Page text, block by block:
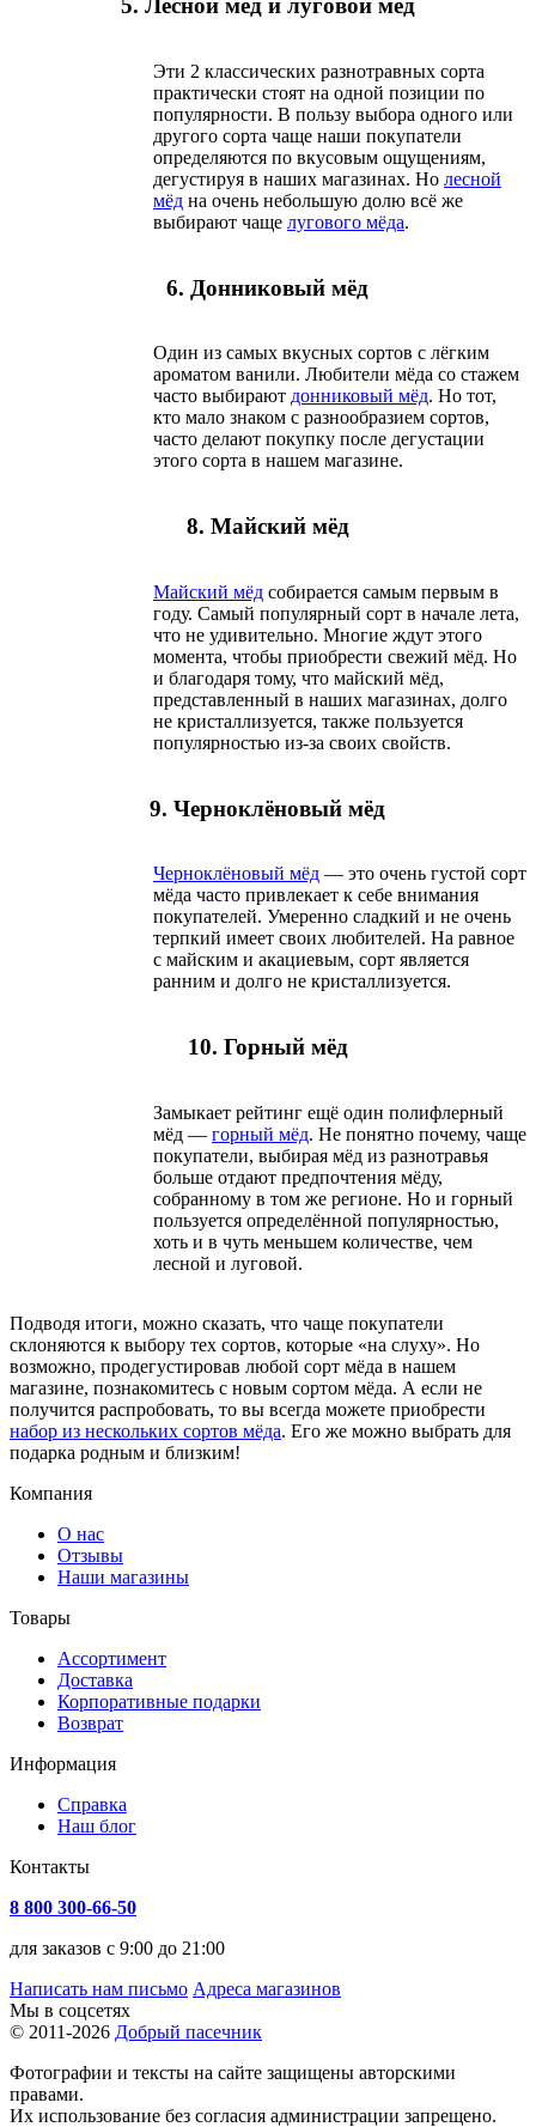
5. Лесной мёд и луговой мёд
Эти 2 классических разнотравных сорта
практически стоят на одной позиции по
популярности. В пользу выбора одного или
другого сорта чаще наши покупатели
определяются по вкусовым ощущениям,
дегустируя в наших магазинах. Но лесной
мёд на очень небольшую долю всё же
выбирают чаще лугового мёда.
6. Донниковый мёд
Один из самых вкусных сортов с лёгким
ароматом ванили. Любители мёда со стажем
часто выбирают донниковый мёд. Но тот,
кто мало знаком с разнообразием сортов,
часто делают покупку после дегустации
этого сорта в нашем магазине.
8. Майский мёд
Майский мёд собирается самым первым в
году. Самый популярный сорт в начале лета,
что не удивительно. Многие ждут этого
момента, чтобы приобрести свежий мёд. Но
и благодаря тому, что майский мёд,
представленный в наших магазинах, долго
не кристаллизуется, также пользуется
популярностью из-за своих свойств.
9. Черноклёновый мёд
Черноклёновый мёд — это очень густой сорт
мёда часто привлекает к себе внимания
покупателей. Умеренно сладкий и не очень
терпкий имеет своих любителей. На равное
с майским и акациевым, сорт является
ранним и долго не кристаллизуется.
10. Горный мёд
Замыкает рейтинг ещё один полифлерный
мёд — горный мёд. Не понятно почему, чаще
покупатели, выбирая мёд из разнотравья
больше отдают предпочтения мёду,
собранному в том же регионе. Но и горный
пользуется определённой популярностью,
хоть и в чуть меньшем количестве, чем
лесной и луговой.
Подводя итоги, можно сказать, что чаще покупатели
склоняются к выбору тех сортов, которые «на слуху». Но
возможно, продегустировав любой сорт мёда в нашем
магазине, познакомитесь с новым сортом мёда. А если не
получится распробовать, то вы всегда можете приобрести
набор из нескольких сортов мёда. Его же можно выбрать для
подарка родным и близким!
Компания
О нас
Отзывы
Наши магазины
Товары
Ассортимент
Доставка
Корпоративные подарки
Возврат
Информация
Справка
Наш блог
Контакты
8 800 300-66-50
для заказов с 9:00 до 21:00
Написать нам письмо Адреса магазинов
Мы в соцсетях
© 2011-2026 Добрый пасечник
Фотографии и тексты на сайте защищены авторскими
правами.
Их использование без согласия администрации запрещено.